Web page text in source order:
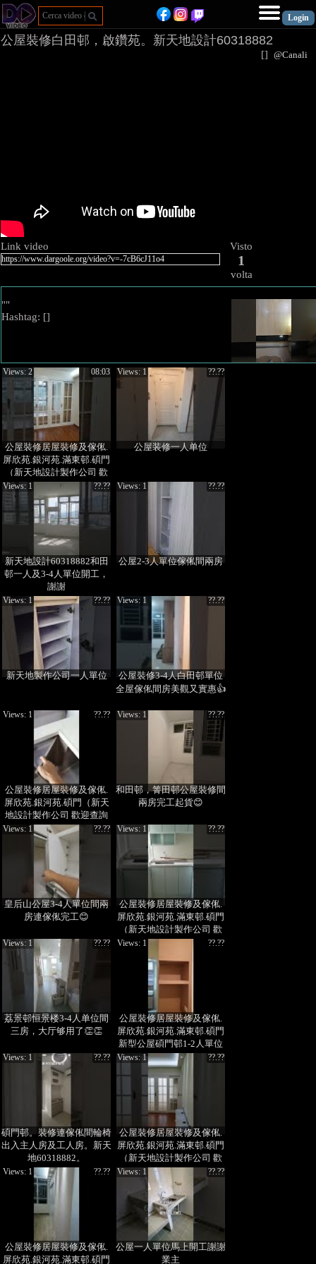
公屋裝修白田邨，啟鑽苑。新天地設計60318882
[] @Canali
Link video Visto
1
volta
""
Hashtag: []
公屋裝修居屋裝修及傢俬.
屏欣苑.銀河苑.滿東邨.碩門
（新天地設計製作公司 歡
迎查詢 60318882 周小姐）
08:03
Views: 2
公屋装修一人单位
??.??
Views: 1
新天地設計60318882和田
邨一人及3-4人單位開工，
謝謝
??.??
Views: 1
公屋2-3人單位傢俬間兩房
??.??
Views: 1
新天地製作公司一人單位
??.??
Views: 1
公屋裝修3-4人白田邨單位
全屋傢俬間房美觀又實惠👍
??.??
Views: 1
公屋裝修居屋裝修及傢俬.
屏欣苑.銀河苑.碩門（新天
地設計製作公司 歡迎查詢
35963556 60318882 周小
姐）
??.??
Views: 1
和田邨，箐田邨公屋裝修間
兩房完工起貨😊
??.??
Views: 1
皇后山公屋3-4人單位間兩
房連傢俬完工😊
??.??
Views: 1
公屋裝修居屋裝修及傢俬.
屏欣苑.銀河苑.滿東邨.碩門
（新天地設計製作公司 歡
迎查詢 60318882 周小姐）
??.??
Views: 1
荔景邨恒景楼3-4人单位間
三房，大厅够用了👏👏
??.??
Views: 1
公屋裝修居屋裝修及傢俬.
屏欣苑.銀河苑.滿東邨.碩門
新型公屋碩門邨1-2人單位
（新天地設計製作公司 歡
迎查詢 35963556
60318882 周小姐）
??.??
Views: 1
碩門邨。裝修連傢俬間輪椅
出入主人房及工人房。新天
地60318882。
??.??
Views: 1
公屋裝修居屋裝修及傢俬.
屏欣苑.銀河苑.滿東邨.碩門
（新天地設計製作公司 歡
迎查詢 60318882 周小姐）
??.??
Views: 1
公屋裝修居屋裝修及傢俬.
屏欣苑.銀河苑.滿東邨.碩門
??.??
Views: 1
公屋一人單位馬上開工謝謝
業主
??.??
Views: 1